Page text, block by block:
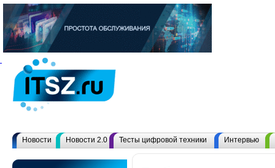
Новости Новости 2.0 Тесты цифровой техники Интервью